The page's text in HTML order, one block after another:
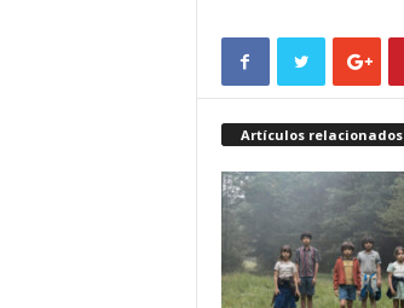
Artículos relacionados